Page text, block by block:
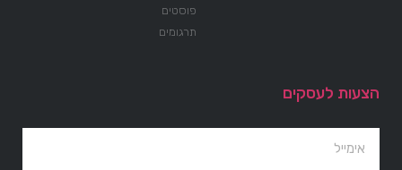
פוסטים
תרגומים
הצעות לעסקים